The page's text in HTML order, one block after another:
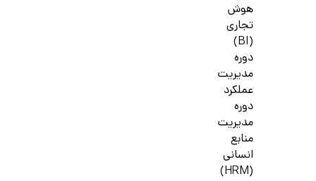
هوش
تجاری
(BI)
دوره
مدیریت
عملکرد
دوره
مدیریت
منابع
انسانی
(HRM)